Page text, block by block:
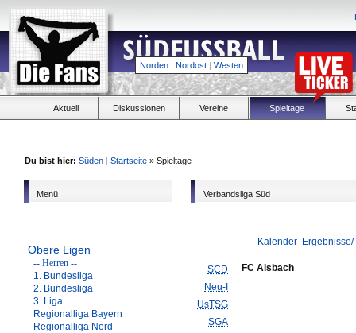
Norden | Nordost | Westen
Aktuell Diskussionen Vereine Spieltage
Du bist hier: Süden | Startseite » Spieltage
Menü
Obere Ligen
-- Herren --
1. Bundesliga
2. Bundesliga
3. Liga
Regionalliga Bayern
Regionalliga Nord
Verbandsliga Süd
Kalender
SCD
Neu-I
UsTSG
SGA
FC Alsbach